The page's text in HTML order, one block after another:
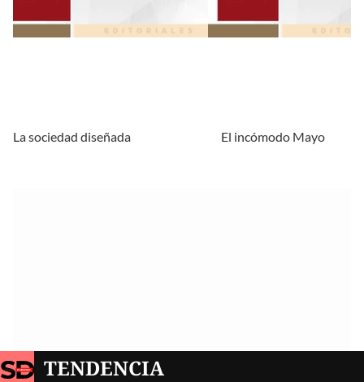
La sociedad diseñada El incómodo Mayo
TENDENCIA